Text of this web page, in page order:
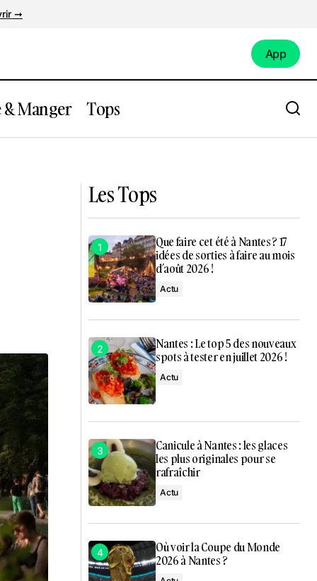
➞
App
Manger Tops
Les Tops
Que faire cet été à Nantes ? 17
idées de sorties à faire au mois
d’août 2026 !
Actu
Nantes : Le top 5 des nouveaux
spots à tester en juillet 2026 !
Actu
Canicule à Nantes : les glaces
les plus originales pour se
rafraîchir
Actu
Où voir la Coupe du Monde
2026 à Nantes ?